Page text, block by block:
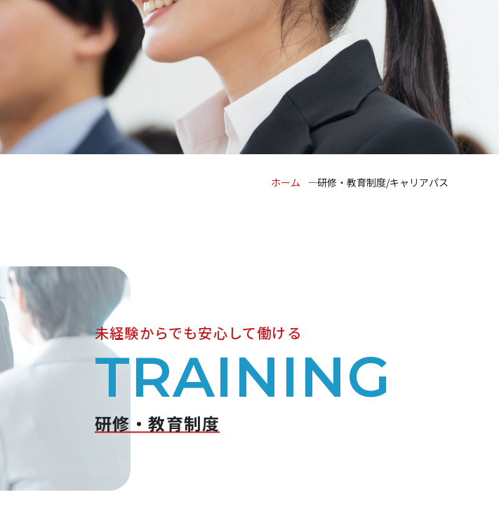
ホーム 研修・教育制度/キャリアパス
未経験からでも安心して働ける
TRAINING
研修・教育制度